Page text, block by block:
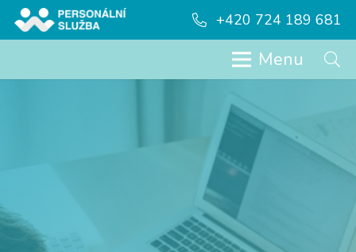
+420 724 189 681
Menu